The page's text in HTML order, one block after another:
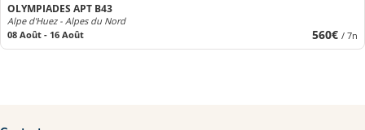
OLYMPIADES APT B43
Alpe d'Huez - Alpes du Nord
08 Août - 16 Août
560€ / 7n